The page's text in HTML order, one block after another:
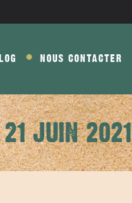
NOUS CONTACTER
21 JUIN 2021